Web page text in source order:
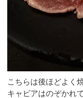
こちらは後ほどよく
キャビアはのぞかれ